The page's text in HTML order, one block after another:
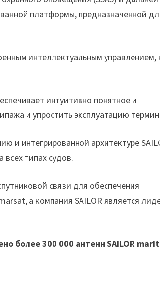
платформы, предназначенной
интеллектуальным управлением,
интуитивно понятное и
и упростить эксплуатацию
и интегрированной архитектуре
типах судов.
связи для обеспечения
а компания SAILOR является
более 300 000 антенн SAILOR